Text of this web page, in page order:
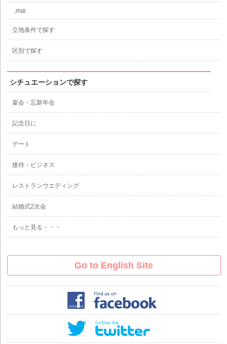
JR線
立地条件で探す
区別で探す
シチュエーションで探す
宴会・忘新年会
記念日に
デート
接待・ビジネス
レストランウエディング
結婚式2次会
もっと見る・・・
Go to English Site